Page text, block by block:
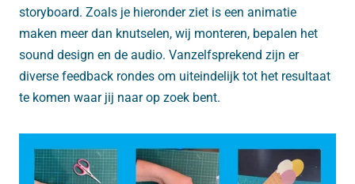
storyboard. Zoals je hieronder ziet is een animatie
maken meer dan knutselen, wij monteren, bepalen het
sound design en de audio. Vanzelfsprekend zijn er
diverse feedback rondes om uiteindelijk tot het resultaat
te komen waar jij naar op zoek bent.